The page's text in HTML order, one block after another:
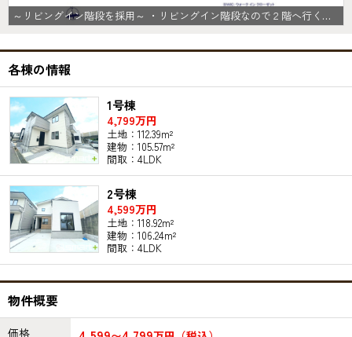
～リビングイン階段を採用～ ・リビングイン階段なので２階へ行く際、降りる際に必ずリビングを通る「ご家族の顔が見える」仕様。 ・家族の距離が近づく間取となっております。 (１号棟)
各棟の情報
1号棟
4,799万円
土地：112.39m²
建物：105.57m²
間取：4LDK
2号棟
4,599万円
土地：118.92m²
建物：106.24m²
間取：4LDK
物件概要
価格